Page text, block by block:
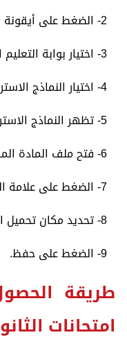
2- الضغط على أيقونة المنصات التعليمية.
3- اختيار بوابة التعليم الإلكتروني.
4- اختيار النماذج الاسترشادية للثانوية العامة.
5- تظهر النماذج الاسترشادية لكافة المواد.
6- فتح ملف المادة المرادة.
7- الضغط على علامة التحميل.
8- تحديد مكان تحميل الملف.
9- الضغط على حفظ.
طريقة
امتحانات